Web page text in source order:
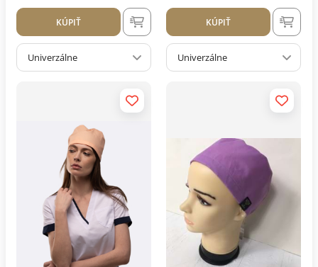
KÚPIŤ
Univerzálne
KÚPIŤ
Univerzálne